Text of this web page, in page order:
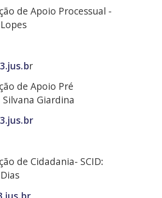
de Apoio Processual -
r
de Apoio Pré
Silvana Giardina
de Cidadania- SCID: